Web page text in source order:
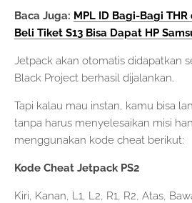
Baca Juga: MPL ID Bagi-Bagi
Beli Tiket S13 Bisa Dapat HP
Jetpack akan otomatis didapatkan
Black Project berhasil dijalankan.
Tapi kalau mau instan, kamu bisa
tanpa harus menyelesaikan misi
menggunakan kode cheat berikut:
Kode Cheat Jetpack PS2
Kiri, Kanan, L1, L2, R1, R2, Atas,